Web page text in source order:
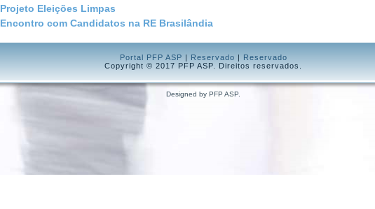
Projeto Eleições Limpas
Encontro com Candidatos na RE Brasilândia
Portal PFP ASP | Reservado | Reservado
Copyright © 2017 PFP ASP. Direitos reservados.
Designed by PFP ASP.